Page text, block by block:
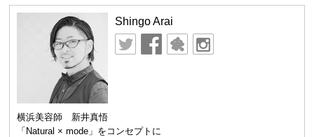
Shingo Arai
横浜美容師 新井真悟
「Natural × mode」をコンセプトに